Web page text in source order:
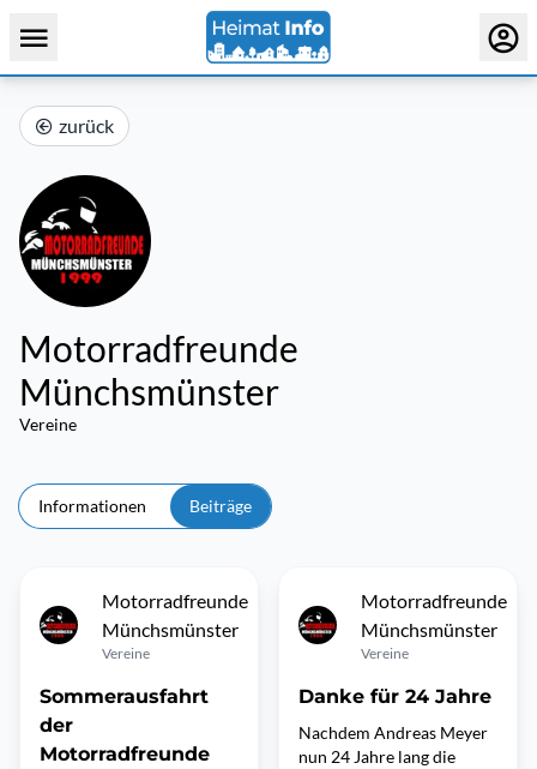
zurück
Motorradfreunde
Münchsmünster
Vereine
Informationen Beiträge
Motorradfreunde
Münchsmünster
Vereine
Sommerausfahrt
der
Motorradfreunde
Motorradfreunde
Münchsmünster
Vereine
Danke für 24 Jahre
Nachdem Andreas Meyer
nun 24 Jahre lang die